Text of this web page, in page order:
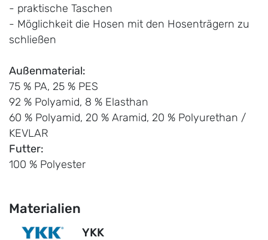
- praktische Taschen
- Möglichkeit die Hosen mit den Hosenträgern zu
schließen
Außenmaterial:
75 % PA, 25 % PES
92 % Polyamid, 8 % Elasthan
60 % Polyamid, 20 % Aramid, 20 % Polyurethan /
KEVLAR
Futter:
100 % Polyester
Materialien
YKK